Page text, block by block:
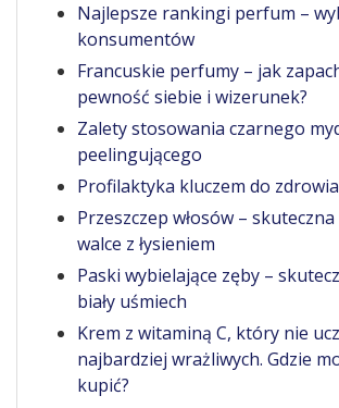
Najlepsze rankingi perfum –
konsumentów
Francuskie perfumy – jak
pewność siebie i wizerunek?
Zalety stosowania czarnego
peelingującego
Profilaktyka kluczem do
Przeszczep włosów –
walce z łysieniem
Paski wybielające zęby –
biały uśmiech
Krem z witaminą C, który nie
najbardziej wrażliwych. Gdzie
kupić?